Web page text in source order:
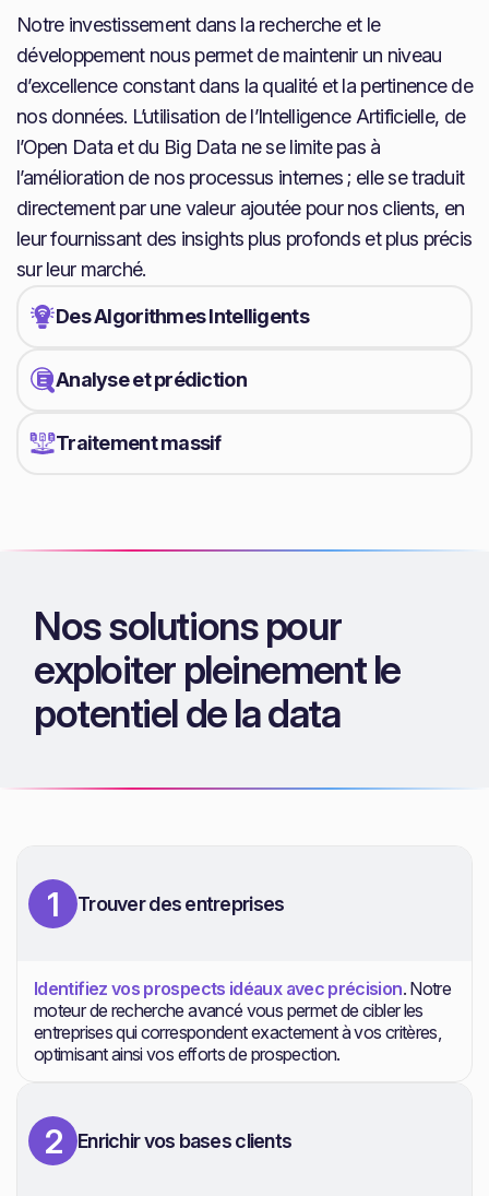
Notre investissement dans la recherche et le
développement nous permet de maintenir un niveau
d’excellence constant dans la qualité et la pertinence de
nos données. L’utilisation de l’Intelligence Artificielle, de
l’Open Data et du Big Data ne se limite pas à
l’amélioration de nos processus internes ; elle se traduit
directement par une valeur ajoutée pour nos clients, en
leur fournissant des insights plus profonds et plus précis
sur leur marché.
Des Algorithmes Intelligents
Analyse et prédiction
Traitement massif
Nos solutions pour
exploiter pleinement le
potentiel de la data
1 Trouver des entreprises
Identifiez vos prospects idéaux avec précision. Notre
moteur de recherche avancé vous permet de cibler les
entreprises qui correspondent exactement à vos critères,
optimisant ainsi vos efforts de prospection.
2 Enrichir vos bases clients